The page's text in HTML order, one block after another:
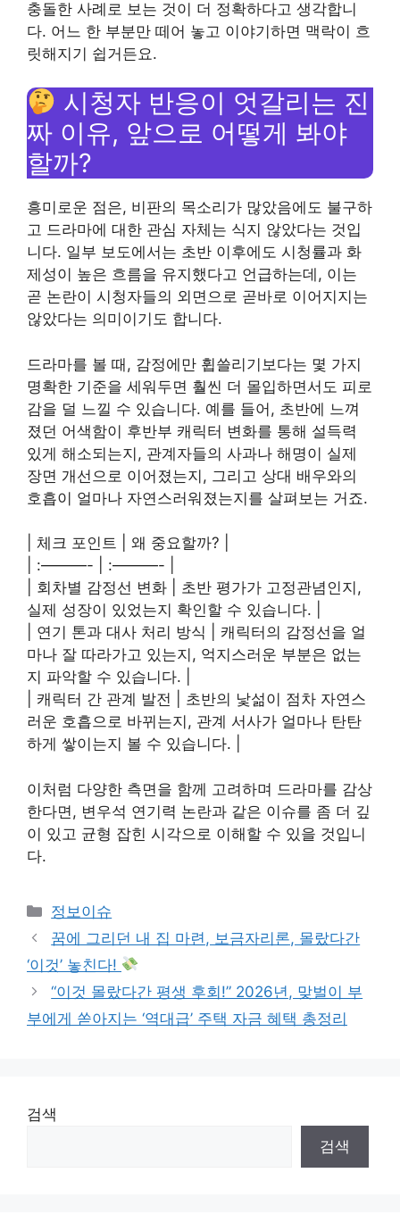
충돌한 사례로 보는 것이 더 정확하다고 생각합니
다. 어느 한 부분만 떼어 놓고 이야기하면 맥락이 흐
릿해지기 쉽거든요.
시청자 반응이 엇갈리는 진
짜 이유, 앞으로 어떻게 봐야
할까?
흥미로운 점은, 비판의 목소리가 많았음에도 불구하
고 드라마에 대한 관심 자체는 식지 않았다는 것입
니다. 일부 보도에서는 초반 이후에도 시청률과 화
제성이 높은 흐름을 유지했다고 언급하는데, 이는
곧 논란이 시청자들의 외면으로 곧바로 이어지지는
않았다는 의미이기도 합니다.
드라마를 볼 때, 감정에만 휩쓸리기보다는 몇 가지
명확한 기준을 세워두면 훨씬 더 몰입하면서도 피로
감을 덜 느낄 수 있습니다. 예를 들어, 초반에 느껴
졌던 어색함이 후반부 캐릭터 변화를 통해 설득력
있게 해소되는지, 관계자들의 사과나 해명이 실제
장면 개선으로 이어졌는지, 그리고 상대 배우와의
호흡이 얼마나 자연스러워졌는지를 살펴보는 거죠.
| 체크 포인트 | 왜 중요할까? |
| :———- | :———- |
| 회차별 감정선 변화 | 초반 평가가 고정관념인지,
실제 성장이 있었는지 확인할 수 있습니다. |
| 연기 톤과 대사 처리 방식 | 캐릭터의 감정선을 얼
마나 잘 따라가고 있는지, 억지스러운 부분은 없는
지 파악할 수 있습니다. |
| 캐릭터 간 관계 발전 | 초반의 낯섦이 점차 자연스
러운 호흡으로 바뀌는지, 관계 서사가 얼마나 탄탄
하게 쌓이는지 볼 수 있습니다. |
이처럼 다양한 측면을 함께 고려하며 드라마를 감상
한다면, 변우석 연기력 논란과 같은 이슈를 좀 더 깊
이 있고 균형 잡힌 시각으로 이해할 수 있을 것입니
다.
Categories
정보이슈
꿈에 그리던 내 집 마련, 보금자리론, 몰랐다간
‘이것’ 놓친다!
“이것 몰랐다간 평생 후회!” 2026년, 맞벌이 부
부에게 쏟아지는 ‘역대급’ 주택 자금 혜택 총정리
검색
검색